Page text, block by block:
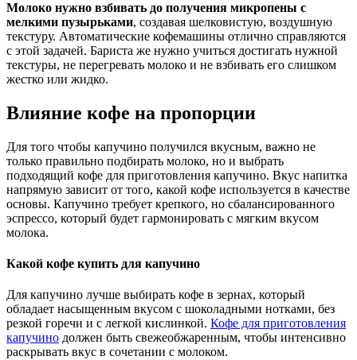
Молоко нужно взбивать до получения микропены с
мелкими пузырьками, создавая шелковистую, воздушную
текстуру. Автоматические кофемашины отлично справляются
с этой задачей. Бариста же нужно учиться достигать нужной
текстуры, не перегревать молоко и не взбивать его слишком
жестко или жидко.
Влияние кофе на пропорции
Для того чтобы капучино получился вкусным, важно не
только правильно подбирать молоко, но и выбрать
подходящий кофе для приготовления капучино. Вкус напитка
напрямую зависит от того, какой кофе используется в качестве
основы. Капучино требует крепкого, но сбалансированного
эспрессо, который будет гармонировать с мягким вкусом
молока.
Какой кофе купить для капучино
Для капучино лучше выбирать кофе в зернах, который
обладает насыщенным вкусом с шоколадными нотками, без
резкой горечи и с легкой кислинкой. Кофе для приготовления
капучино должен быть свежеобжаренным, чтобы интенсивно
раскрывать вкус в сочетании с молоком.